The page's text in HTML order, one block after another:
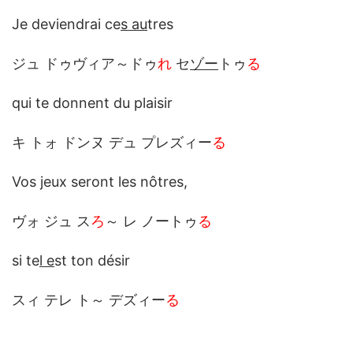
Je deviendrai ces autres
ジュ ドゥヴィア～ドゥれ セゾー トゥ る
qui te donnent du plaisir
キ トォ ドンヌ デュ プレズィーる
Vos jeux seront les nôtres,
ヴォ ジュ ス ろ ～ レ ノートゥ る
si tel est ton désir
スィ テレ ト～ デズィーる